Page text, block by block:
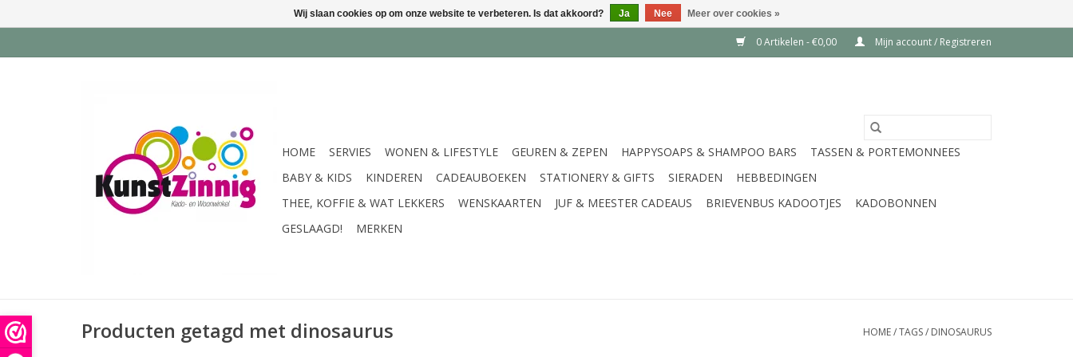
0 Artikelen - €0,00 Mijn account / Registreren
HOME SERVIES WONEN & LIFESTYLE GEUREN & ZEPEN HAPPYSOAPS & SHAMPOO BARS
TASSEN & PORTEMONNEES
BABY & KIDS
KINDEREN CADEAUBOEKEN STATIONERY & GIFTS SIERADEN
HEBBEDINGEN
THEE, KOFFIE & WAT LEKKERS
WENSKAARTEN JUF & MEESTER CADEAUS BRIEVENBUS KADOOTJES
KADOBONNEN
GESLAAGD!
MERKEN
Producten getagd met dinosaurus HOME/TAGS/ DINOSAURUS
Wij slaan cookies op om onze website te verbeteren. Is dat akkoord? Ja Nee Meer over cookies »